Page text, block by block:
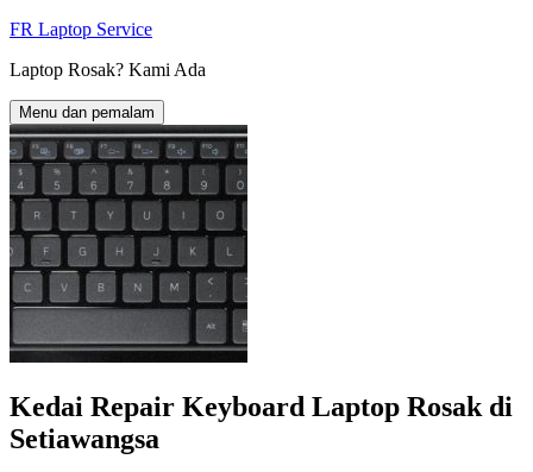
Langkau
kandungan
FR Laptop Service
Laptop Rosak? Kami Ada
Menu dan pemalam
Kedai Repair Keyboard Laptop Rosak di
Setiawangsa